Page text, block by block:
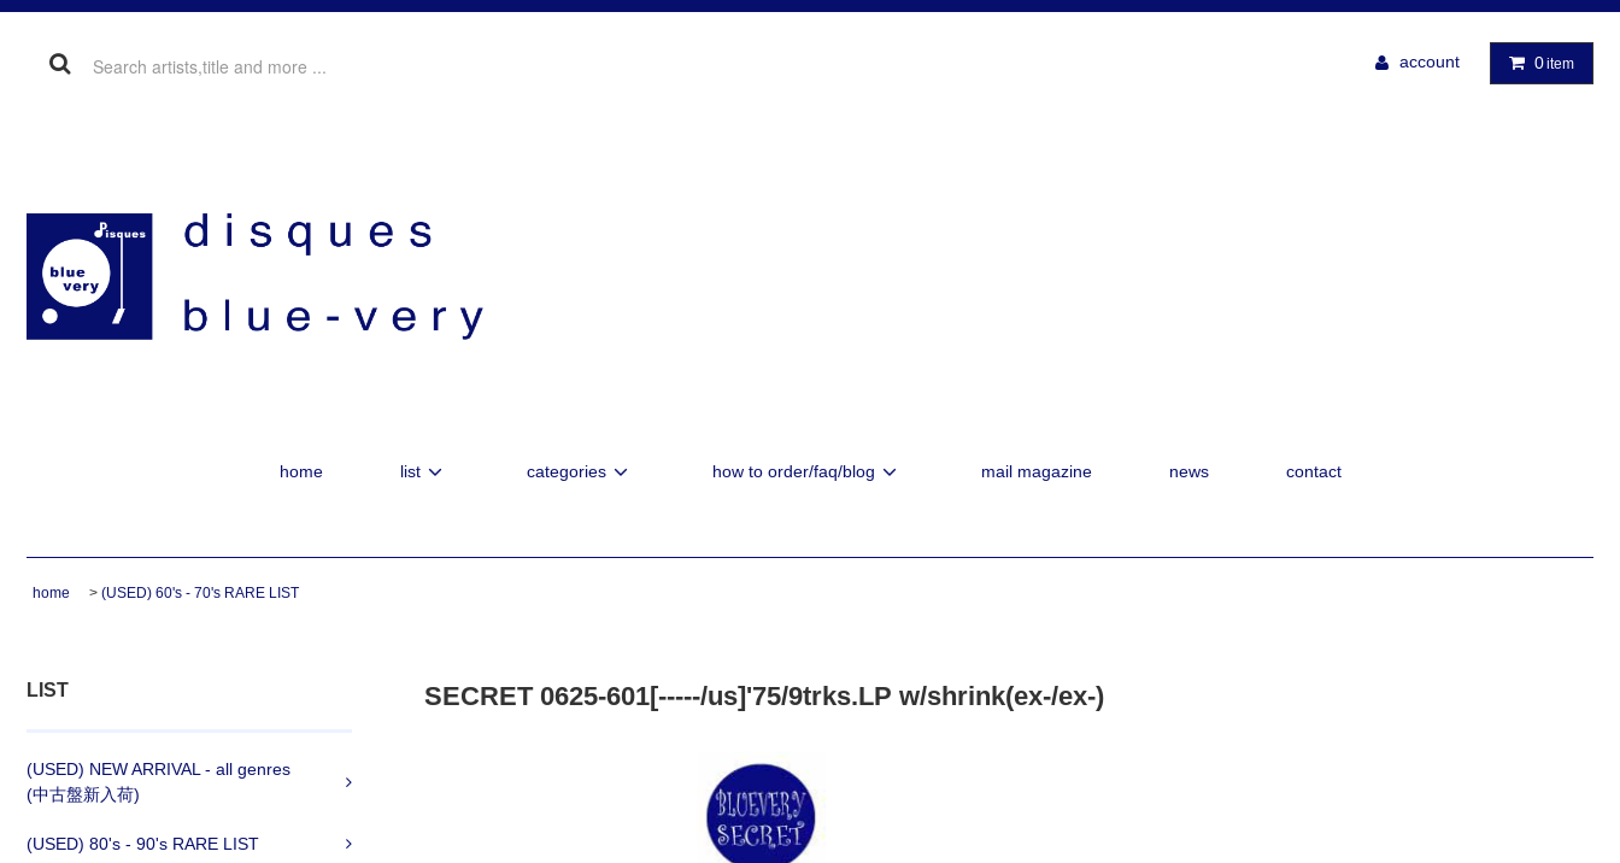
account 0item
home list categories how to order/faq/blog mail magazine news contact
home > (USED) 60's - 70's RARE LIST
LIST
(USED) NEW ARRIVAL - all genres
(中古盤新入荷)
(USED) 80's - 90's RARE LIST
SECRET 0625-601[-----/us]'75/9trks.LP w/shrink(ex-/ex-)